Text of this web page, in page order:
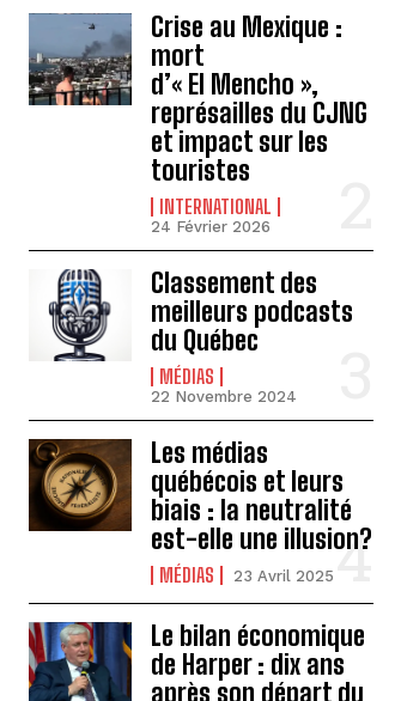
Crise au Mexique :
mort
d’« El Mencho »,
représailles du CJNG
et impact sur les
touristes
INTERNATIONAL
24 Février 2026
Classement des
meilleurs podcasts
du Québec
MÉDIAS
22 Novembre 2024
Les médias
québécois et leurs
biais : la neutralité
est-elle une illusion?
MÉDIAS 23 Avril 2025
Le bilan économique
de Harper : dix ans
après son départ du